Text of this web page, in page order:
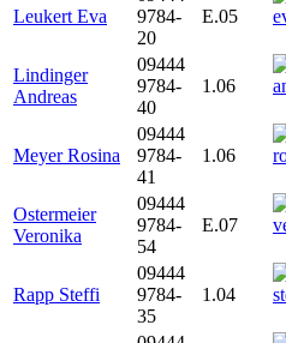
Leukert Eva
9784-
20
E.05
Lindinger
Andreas
09444
9784-
40
1.06
Meyer Rosina
09444
9784-
41
1.06
Ostermeier
Veronika
09444
9784-
54
E.07
Rapp Steffi
09444
9784-
35
1.04